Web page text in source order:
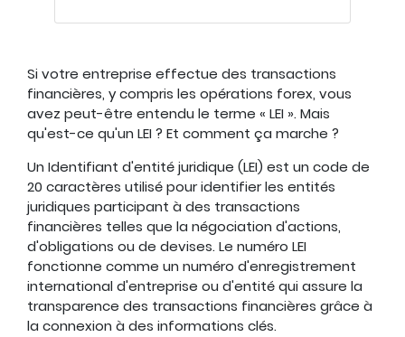
Si votre entreprise effectue des transactions
financières, y compris les opérations forex, vous
avez peut-être entendu le terme « LEI ». Mais
qu'est-ce qu'un LEI ? Et comment ça marche ?
Un Identifiant d'entité juridique (LEI) est un code de
20 caractères utilisé pour identifier les entités
juridiques participant à des transactions
financières telles que la négociation d'actions,
d'obligations ou de devises. Le numéro LEI
fonctionne comme un numéro d'enregistrement
international d'entreprise ou d'entité qui assure la
transparence des transactions financières grâce à
la connexion à des informations clés.